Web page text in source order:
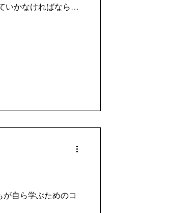
いかなければならな
自ら学ぶためのコ